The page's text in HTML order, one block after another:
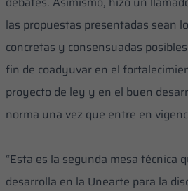
las propuestas presentadas sean
concretas y consensuadas
fin de coadyuvar en el
proyecto de ley y en el buen
norma una vez que entre en
“Esta es la segunda mesa técnica
desarrolla en la Unearte para la